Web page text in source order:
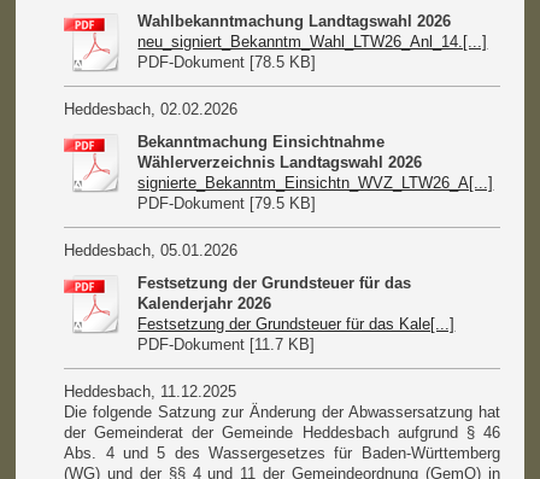
Wahlbekanntmachung Landtagswahl 2026
neu_signiert_Bekanntm_Wahl_LTW26_Anl_14.[...]
PDF-Dokument [78.5 KB]
Heddesbach, 02.02.2026
Bekanntmachung Einsichtnahme
Wählerverzeichnis Landtagswahl 2026
signierte_Bekanntm_Einsichtn_WVZ_LTW26_A[...]
PDF-Dokument [79.5 KB]
Heddesbach, 05.01.2026
Festsetzung der Grundsteuer für das
Kalenderjahr 2026
Festsetzung der Grundsteuer für das Kale[...]
PDF-Dokument [11.7 KB]
Heddesbach, 11.12.2025
Die folgende Satzung zur Änderung der Abwassersatzung hat
der Gemeinderat der Gemeinde Heddesbach aufgrund § 46
Abs. 4 und 5 des Wassergesetzes für Baden-Württemberg
(WG) und der §§ 4 und 11 der Gemeindeordnung (GemO) in